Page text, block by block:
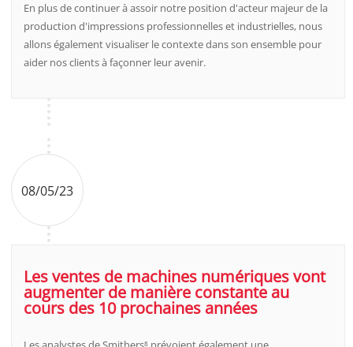
En plus de continuer à assoir notre position d'acteur majeur de la
production d'impressions professionnelles et industrielles, nous
allons également visualiser le contexte dans son ensemble pour
aider nos clients à façonner leur avenir.
08/05/23
Les ventes de machines numériques vont
augmenter de manière constante au
cours des 10 prochaines années